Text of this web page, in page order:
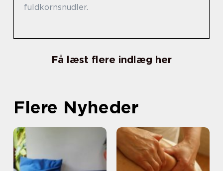
fuldkornsnudler.
Få læst flere indlæg her
Flere Nyheder